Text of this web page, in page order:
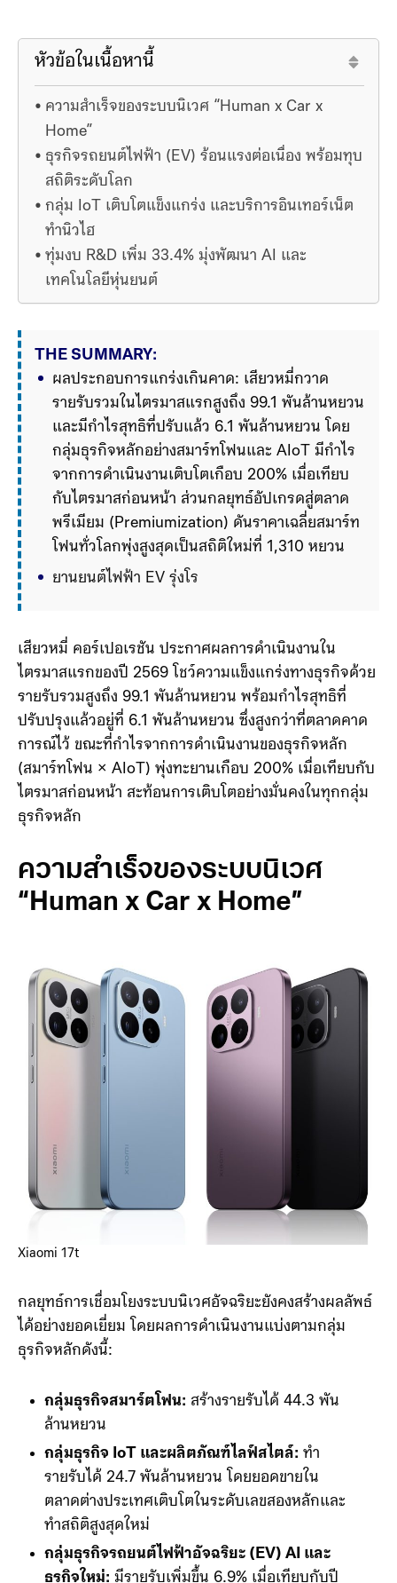
หัวข้อในเนื้อหานี้
ความสำเร็จของระบบนิเวศ “Human x Car x
Home”
ธุรกิจรถยนต์ไฟฟ้า (EV) ร้อนแรงต่อเนื่อง พร้อมทุบ
สถิติระดับโลก
กลุ่ม IoT เติบโตแข็งแกร่ง และบริการอินเทอร์เน็ต
ทำนิวไฮ
ทุ่มงบ R&D เพิ่ม 33.4% มุ่งพัฒนา AI และ
เทคโนโลยีหุ่นยนต์
THE SUMMARY:
ผลประกอบการแกร่งเกินคาด: เสียวหมี่กวาด
รายรับรวมในไตรมาสแรกสูงถึง 99.1 พันล้านหยวน
และมีกำไรสุทธิที่ปรับแล้ว 6.1 พันล้านหยวน โดย
กลุ่มธุรกิจหลักอย่างสมาร์ทโฟนและ AIoT มีกำไร
จากการดำเนินงานเติบโตเกือบ 200% เมื่อเทียบ
กับไตรมาสก่อนหน้า ส่วนกลยุทธ์อัปเกรดสู่ตลาด
พรีเมียม (Premiumization) ดันราคาเฉลี่ยสมาร์ท
โฟนทั่วโลกพุ่งสูงสุดเป็นสถิติใหม่ที่ 1,310 หยวน
ยานยนต์ไฟฟ้า EV รุ่งโรจน์ในสนามระดับโลก:
เสียวหมี่ คอร์เปอเรชัน ประกาศผลการดำเนินงานใน
ไตรมาสแรกของปี 2569 โชว์ความแข็งแกร่งทางธุรกิจด้วย
รายรับรวมสูงถึง 99.1 พันล้านหยวน พร้อมกำไรสุทธิที่
ปรับปรุงแล้วอยู่ที่ 6.1 พันล้านหยวน ซึ่งสูงกว่าที่ตลาดคาด
การณ์ไว้ ขณะที่กำไรจากการดำเนินงานของธุรกิจหลัก
(สมาร์ทโฟน × AIoT) พุ่งทะยานเกือบ 200% เมื่อเทียบกับ
ธุรกิจหลัก
Xiaomi 17t
กลยุทธ์การเชื่อมโยงระบบนิเวศอัจฉริยะยังคงสร้างผลลัพธ์
ธุรกิจหลักดังนี้:
กลุ่มธุรกิจสมาร์ตโฟน:สร้างรายรับได้ 44.3 พัน
ล้านหยวน
กลุ่มธุรกิจ IoT และผลิตภัณฑ์ไลฟ์สไตล์:ทำ
รายรับได้ 24.7 พันล้านหยวน โดยยอดขายใน
ตลาดต่างประเทศเติบโตในระดับเลขสองหลักและ
ทำสถิติสูงสุดใหม่